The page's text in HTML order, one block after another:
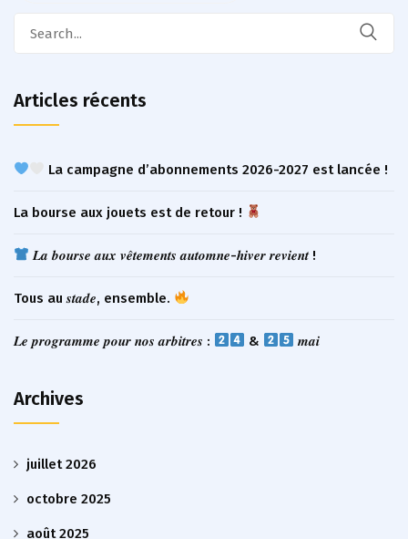
publications
Articles récents
La campagne d’abonnements 2026-2027 est lancée !
La bourse aux jouets est de retour !
𝑳𝒂 𝒃𝒐𝒖𝒓𝒔𝒆 𝒂𝒖𝒙 𝒗𝒆̂𝒕𝒆𝒎𝒆𝒏𝒕𝒔 𝒂𝒖𝒕𝒐𝒎𝒏𝒆-𝒉𝒊𝒗𝒆𝒓 𝒓𝒆𝒗𝒊𝒆𝒏𝒕 !
Tous au 𝒔𝒕𝒂𝒅𝒆, ensemble.
𝑳𝒆 𝒑𝒓𝒐𝒈𝒓𝒂𝒎𝒎𝒆 𝒑𝒐𝒖𝒓 𝒏𝒐𝒔 𝒂𝒓𝒃𝒊𝒕𝒓𝒆𝒔 : & 𝒎𝒂𝒊
Archives
juillet 2026
octobre 2025
août 2025